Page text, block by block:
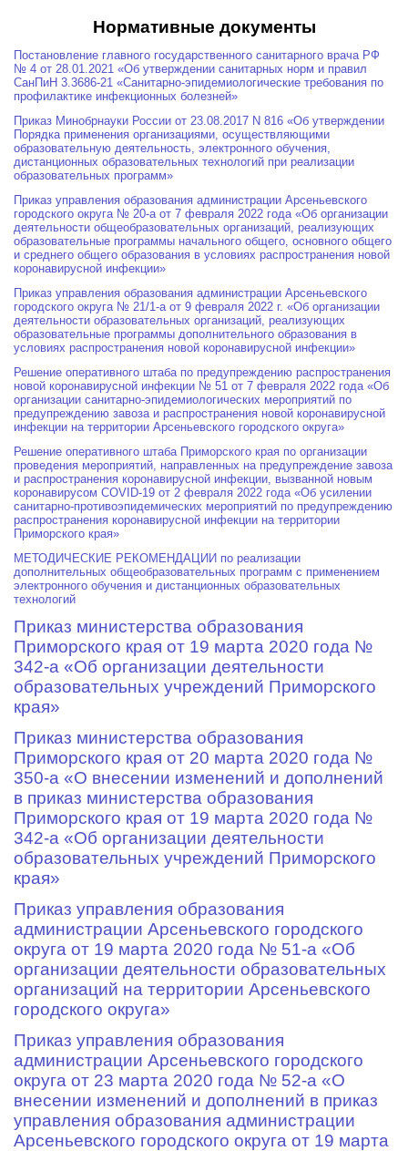
Нормативные документы
Постановление главного государственного санитарного врача РФ
№ 4 от 28.01.2021 «Об утверждении санитарных норм и правил
СанПиН 3.3686-21 «Санитарно-эпидемиологические требования по
профилактике инфекционных болезней»
Приказ Минобрнауки России от 23.08.2017 N 816 «Об утверждении
Порядка применения организациями, осуществляющими
образовательную деятельность, электронного обучения,
дистанционных образовательных технологий при реализации
образовательных программ»
Приказ управления образования администрации Арсеньевского
городского округа № 20-а от 7 февраля 2022 года «Об организации
деятельности общеобразовательных организаций, реализующих
образовательные программы начального общего, основного общего
и среднего общего образования в условиях распространения новой
коронавирусной инфекции»
Приказ управления образования администрации Арсеньевского
городского округа № 21/1-а от 9 февраля 2022 г. «Об организации
деятельности образовательных организаций, реализующих
образовательные программы дополнительного образования в
условиях распространения новой коронавирусной инфекции»
Решение оперативного штаба по предупреждению распространения
новой коронавирусной инфекции № 51 от 7 февраля 2022 года «Об
организации санитарно-эпидемиологических мероприятий по
предупреждению завоза и распространения новой коронавирусной
инфекции на территории Арсеньевского городского округа»
Решение оперативного штаба Приморского края по организации
проведения мероприятий, направленных на предупреждение завоза
и распространения коронавирусной инфекции, вызванной новым
коронавирусом COVID-19 от 2 февраля 2022 года «Об усилении
санитарно-противоэпидемических мероприятий по предупреждению
распространения коронавирусной инфекции на территории
Приморского края»
МЕТОДИЧЕСКИЕ РЕКОМЕНДАЦИИ по реализации
дополнительных общеобразовательных программ с применением
электронного обучения и дистанционных образовательных
технологий
Приказ министерства образования
Приморского края от 19 марта 2020 года №
342-а «Об организации деятельности
образовательных учреждений Приморского
края»
Приказ министерства образования
Приморского края от 20 марта 2020 года №
350-а «О внесении изменений и дополнений
в приказ министерства образования
Приморского края от 19 марта 2020 года №
342-а «Об организации деятельности
образовательных учреждений Приморского
края»
Приказ управления образования
администрации Арсеньевского городского
округа от 19 марта 2020 года № 51-а «Об
организации деятельности образовательных
организаций на территории Арсеньевского
городского округа»
Приказ управления образования
администрации Арсеньевского городского
округа от 23 марта 2020 года № 52-а «О
внесении изменений и дополнений в приказ
управления образования администрации
Арсеньевского городского округа от 19 марта